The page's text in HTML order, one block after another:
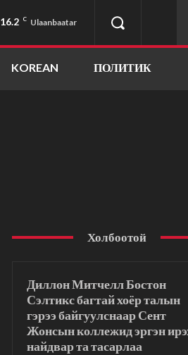
16.2 C Ulaanbaatar
KOREAN ПОЛИТИК
Холбоотой
Диллон Митчелл Бостон
Сэлтикс багтай хоёр талын
гэрээ байгуулснаар Сент
Жонсын коллежид эргэн
найдвар та тасарлаа